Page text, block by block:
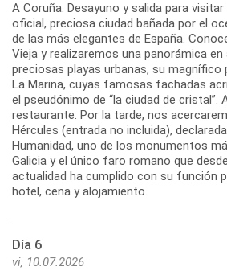
A Coruña. Desayuno y salida para
oficial, preciosa ciudad bañada por el
de las más elegantes de España.
Vieja y realizaremos una panorámica
preciosas playas urbanas, su
La Marina, cuyas famosas fachadas
el pseudónimo de “la ciudad de cristal”.
restaurante. Por la tarde, nos
Hércules (entrada no incluida),
Humanidad, uno de los monumentos
Galicia y el único faro romano que
actualidad ha cumplido con su función
Día 6
vi, 10.07.2026